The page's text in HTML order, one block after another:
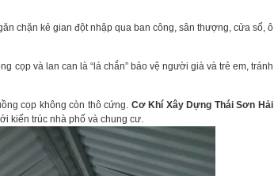
chặn kẻ gian đột nhập qua ban công, sân thượng, cửa sổ, ô
cọp và lan can là “lá chắn” bảo vệ người già và trẻ em, tránh
cọp không còn thô cứng. Cơ Khí Xây Dựng Thái Sơn Hải
kiến trúc nhà phố và chung cư.